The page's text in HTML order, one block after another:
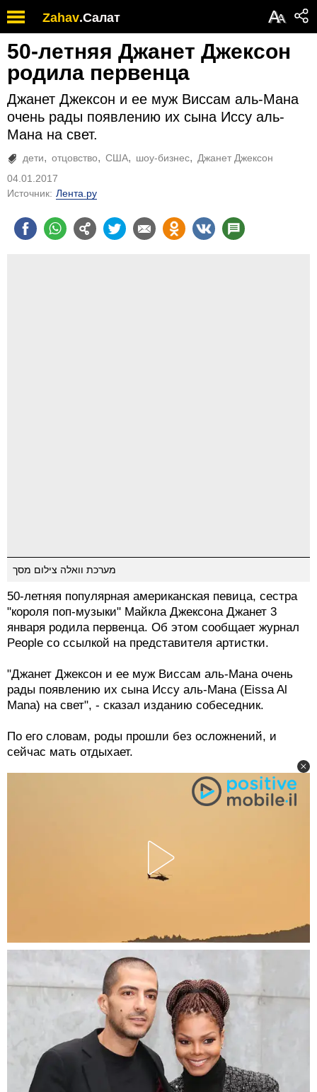
Zahav.Салат АА
50-летняя Джанет Джексон
родила первенца
Джанет Джексон и ее муж Виссам аль-Мана
очень рады появлению их сына Иссу аль-
Мана на свет.
дети отцовство США шоу-бизнес
Джанет Джексон
04.01.2017
Источник: Лента.ру
מערכת וואלה צילום מסך
50-летняя популярная американская певица, сестра
"короля поп-музыки" Майкла Джексона Джанет 3
января родила первенца. Об этом сообщает журнал
People со ссылкой на представителя артистки.
"Джанет Джексон и ее муж Виссам аль-Мана очень
рады появлению их сына Иссу аль-Мана (Eissa Al
Mana) на свет", - сказал изданию собеседник.
По его словам, роды прошли без осложнений, и
сейчас мать отдыхает.